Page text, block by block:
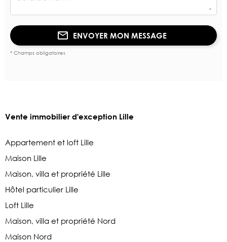
ENVOYER MON MESSAGE
* Champs obligatoires
Vente immobilier d'exception Lille
Appartement et loft Lille
Maison Lille
Maison, villa et propriété Lille
Hôtel particulier Lille
Loft Lille
Maison, villa et propriété Nord
Maison Nord